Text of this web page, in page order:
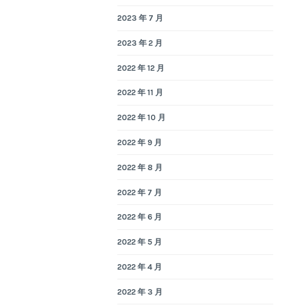
2023 年 7 月
2023 年 2 月
2022 年 12 月
2022 年 11 月
2022 年 10 月
2022 年 9 月
2022 年 8 月
2022 年 7 月
2022 年 6 月
2022 年 5 月
2022 年 4 月
2022 年 3 月